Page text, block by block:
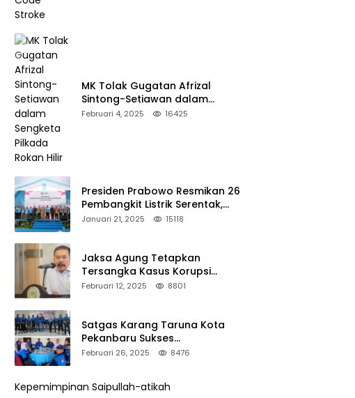
MK Tolak Gugatan Afrizal
Sintong-Setiawan dalam
Sengketa Pilkada Rokan Hilir
Februari 4, 2025 16425
Presiden Prabowo Resmikan 26
Pembangkit Listrik Serentak,
PLTA Asahan 3 Jadi Sorotan
Januari 21, 2025 15118
Jaksa Agung Tetapkan
Tersangka Kasus Korupsi
Kehutanan, DPP Advokasi IPJI
Februari 12, 2025 8801
Satgas Karang Taruna Kota
Pekanbaru Sukses
Mengamankan Acara Temu
Februari 26, 2025 8476
Kepemimpinan Saipullah-atikah